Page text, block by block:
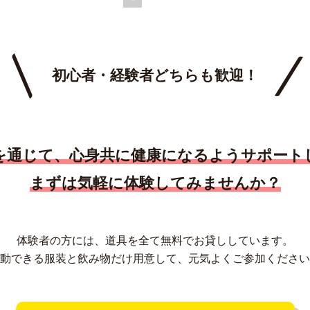
初心者・経験者どちらも歓迎！
通じて、心身共に健康になるようサポート
まずは気軽に体験してみませんか？
体験者の方には、道具を全て無料でお貸ししています。
できる服装と飲み物だけ用意して、 元気よくご参加ください